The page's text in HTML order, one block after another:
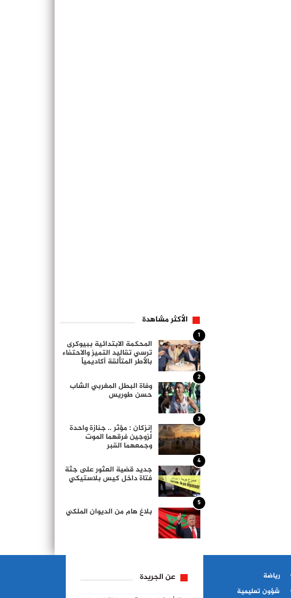
الأكثر مشاهدة
1
المحكمة الابتدائية ببيوكرى
ترسي تقاليد التميز والاحتفاء
بالأطر المتألقة أكاديمياً
2
وفاة البطل المغربي الشاب
حسن طوريس
3
إنزكان : مؤثر .. جنازة واحدة
لزوجين فرقهما الموت
وجمعهما القبر
4
جديد قضية العثور على جثة
فتاة داخل كيس بلاستيكي
5
بلاغ هام من الديوان الملكي
رياضة
شؤون تعليمية
عن الجريدة